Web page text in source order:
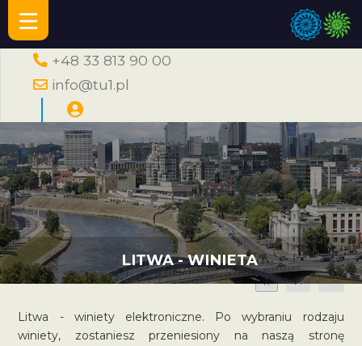
+48 33 813 90 00
info@tu1.pl
LITWA - WINIETA
A A A
Litwa - winiety elektroniczne. Po wybraniu rodzaju
winiety, zostaniesz przeniesiony na naszą stronę